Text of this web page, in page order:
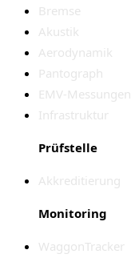
Bremse
Akustik
Aerodynamik
Pantograph
EMV-Messungen
Infrastruktur
Prüfstelle
Akkreditierung
Monitoring
WaggonTracker